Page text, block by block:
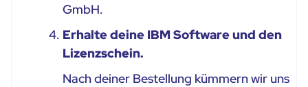
GmbH.
Erhalte deine IBM Software und den
Lizenzschein.
Nach deiner Bestellung kümmern wir uns